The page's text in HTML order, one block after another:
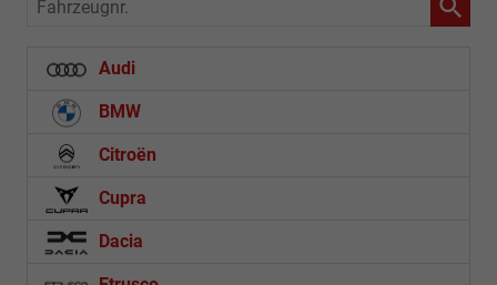
Audi
BMW
Citroën
Cupra
Dacia